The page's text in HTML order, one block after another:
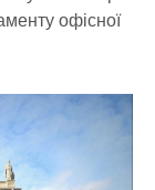
офісної